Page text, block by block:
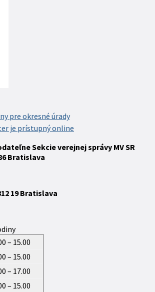
pre okresné úrady
je prístupný online
Sekcie verejnej správy MV SR
Bratislava
19Bratislava
– 15.00
– 15.00
– 17.00
– 15.00